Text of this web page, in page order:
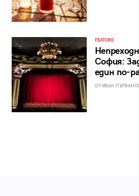
FEATURE
София:
един по-
ОТ ИВАН